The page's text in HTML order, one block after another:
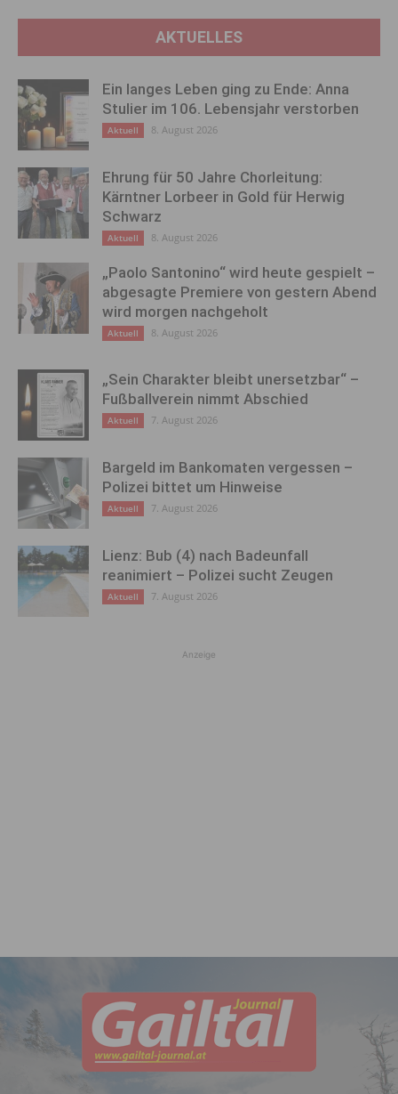
AKTUELLES
Ein langes Leben ging zu Ende: Anna
Stulier im 106. Lebensjahr verstorben
Aktuell 8. August 2026
Ehrung für 50 Jahre Chorleitung:
Kärntner Lorbeer in Gold für Herwig
Schwarz
Aktuell 8. August 2026
„Paolo Santonino“ wird heute gespielt –
abgesagte Premiere von gestern Abend
wird morgen nachgeholt
Aktuell 8. August 2026
„Sein Charakter bleibt unersetzbar“ –
Fußballverein nimmt Abschied
Aktuell 7. August 2026
Bargeld im Bankomaten vergessen –
Polizei bittet um Hinweise
Aktuell 7. August 2026
Lienz: Bub (4) nach Badeunfall
reanimiert – Polizei sucht Zeugen
Aktuell 7. August 2026
Anzeige